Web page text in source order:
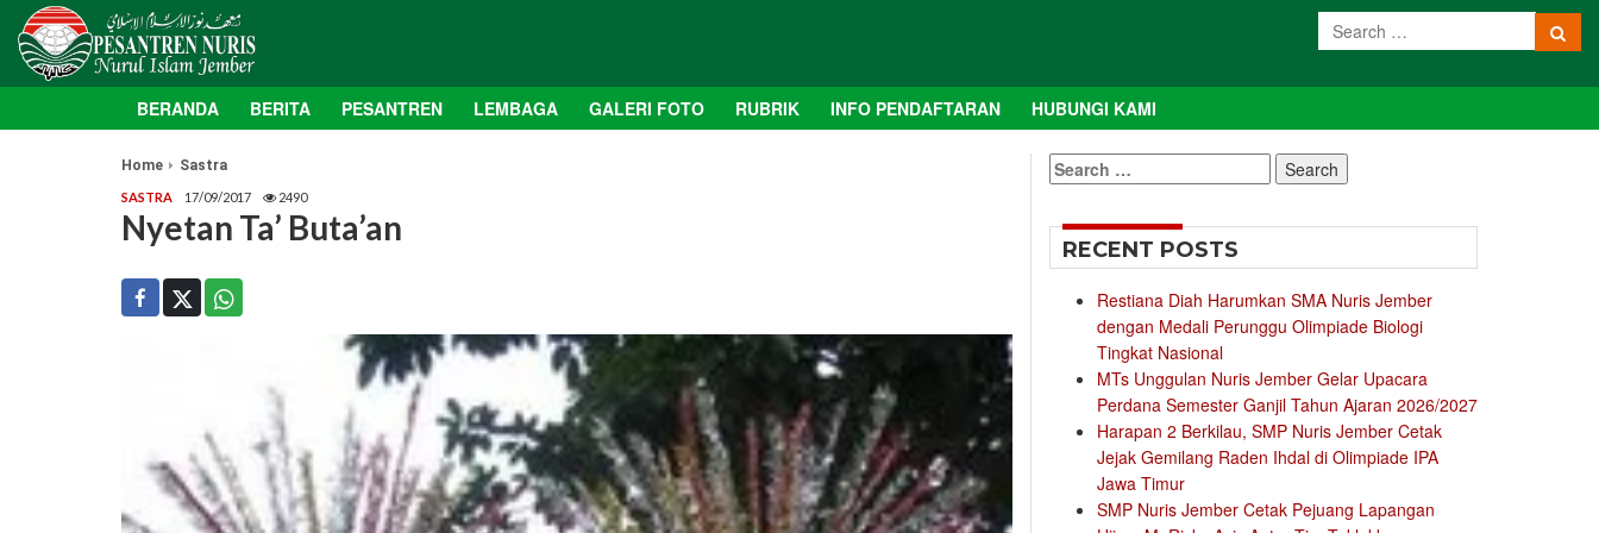
BERANDA BERITA PESANTREN LEMBAGA GALERI FOTO RUBRIK INFO PENDAFTARAN HUBUNGI KAMI
Home Sastra
SASTRA 17/09/2017 2490
Nyetan Ta’ Buta’an
Search
for:
RECENT POSTS
Restiana Diah Harumkan SMA Nuris Jember
dengan Medali Perunggu Olimpiade Biologi
Tingkat Nasional
MTs Unggulan Nuris Jember Gelar Upacara
Perdana Semester Ganjil Tahun Ajaran 2026/2027
Harapan 2 Berkilau, SMP Nuris Jember Cetak
Jejak Gemilang Raden Ihdal di Olimpiade IPA
Jawa Timur
SMP Nuris Jember Cetak Pejuang Lapangan